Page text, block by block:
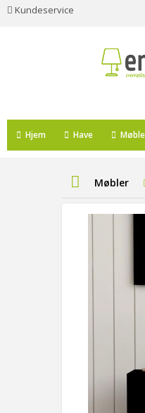
Kundeservice
Hjem Have
Møbler